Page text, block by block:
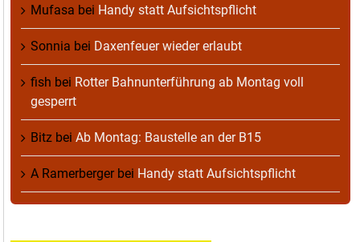
Mufasa bei Handy statt Aufsichtspflicht
Sonnia bei Daxenfeuer wieder erlaubt
fish bei Rotter Bahnunterführung ab Montag voll
gesperrt
Bitz bei Ab Montag: Baustelle an der B15
A Ramerbergerbei Handy statt Aufsichtspflicht